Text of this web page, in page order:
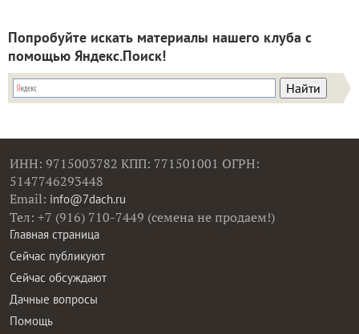
Попробуйте искать материалы нашего клуба с
помощью Яндекс.Поиск!
ИНН: 9715003782 КПП: 771501001 ОГРН:
5147746293448
Email: info@7dach.ru
Тел: +7 (916) 710-7449 (семена не продаем!)
Главная страница
Сейчас публикуют
Сейчас обсуждают
Дачные вопросы
Помощь